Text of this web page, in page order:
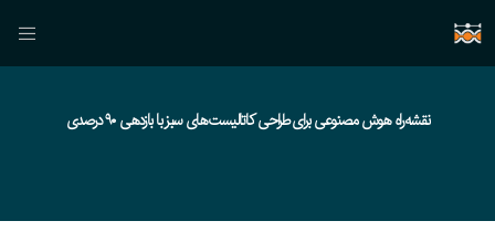
نقشه‌راه هوش مصنوعی برای طراحی کاتالیست‌های سبز با بازدهی ۹۰‌ درصدی